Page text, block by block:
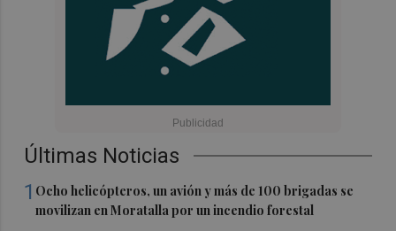
Últimas Noticias
1 Ocho helicópteros, un avión y más de 100 brigadas se
movilizan en Moratalla por un incendio forestal